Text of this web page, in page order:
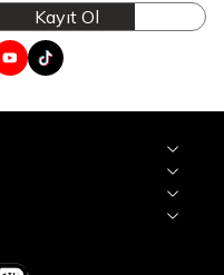
Kayıt Ol
YoutubeTik Tok